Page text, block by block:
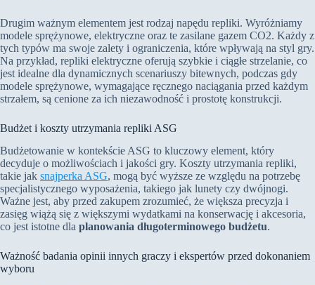
Drugim ważnym elementem jest rodzaj napędu repliki. Wyróżniamy
modele sprężynowe, elektryczne oraz te zasilane gazem CO2. Każdy z
tych typów ma swoje zalety i ograniczenia, które wpływają na styl gry.
Na przykład, repliki elektryczne oferują szybkie i ciągłe strzelanie, co
jest idealne dla dynamicznych scenariuszy bitewnych, podczas gdy
modele sprężynowe, wymagające ręcznego naciągania przed każdym
strzałem, są cenione za ich niezawodność i prostotę konstrukcji.
Budżet i koszty utrzymania repliki ASG
Budżetowanie w kontekście ASG to kluczowy element, który
decyduje o możliwościach i jakości gry. Koszty utrzymania repliki,
takie jak snajperka ASG, mogą być wyższe ze względu na potrzebę
specjalistycznego wyposażenia, takiego jak lunety czy dwójnogi.
Ważne jest, aby przed zakupem zrozumieć, że większa precyzja i
zasięg wiążą się z większymi wydatkami na konserwację i akcesoria,
co jest istotne dla planowania długoterminowego budżetu.
Ważność badania opinii innych graczy i ekspertów przed dokonaniem
wyboru